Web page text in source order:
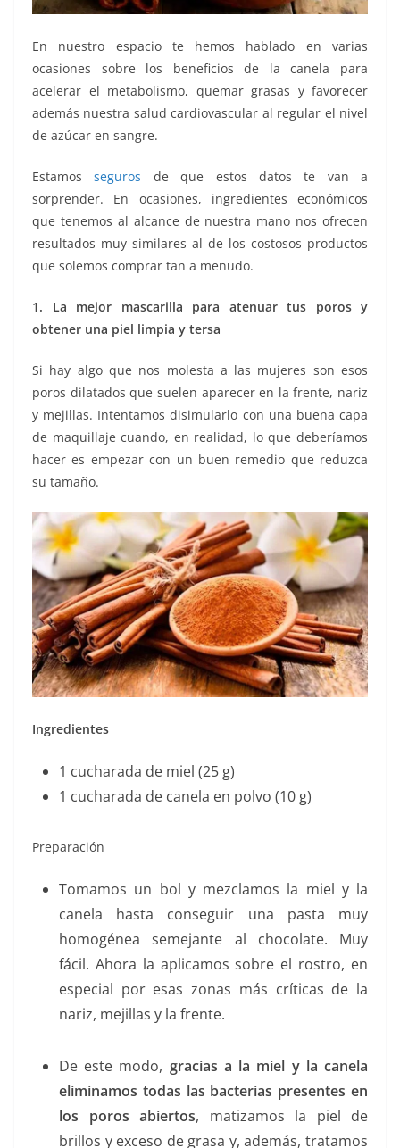
En nuestro espacio te hemos hablado en varias
ocasiones sobre los beneficios de la canela para
acelerar el metabolismo, quemar grasas y favorecer
además nuestra salud cardiovascular al regular el nivel
de azúcar en sangre.
Estamosseguros de que estos datos te van a
sorprender. En ocasiones, ingredientes económicos
que tenemos al alcance de nuestra mano nos ofrecen
resultados muy similares al de los costosos productos
que solemos comprar tan a menudo.
1. La mejor mascarilla para atenuar tus poros y
obtener una piel limpia y tersa
Si hay algo que nos molesta a las mujeres son esos
poros dilatados que suelen aparecer en la frente, nariz
y mejillas. Intentamos disimularlo con una buena capa
de maquillaje cuando, en realidad, lo que deberíamos
hacer es empezar con un buen remedio que reduzca
su tamaño.
Ingredientes
1 cucharada de miel (25 g)
1 cucharada de canela en polvo (10 g)
Preparación
Tomamos un bol y mezclamos la miel y la
canela hasta conseguir una pasta muy
homogénea semejante al chocolate. Muy
fácil. Ahora la aplicamos sobre el rostro, en
especial por esas zonas más críticas de la
nariz, mejillas y la frente.
De este modo, gracias a la miel y la canela
eliminamos todas las bacterias presentes en
los poros abiertos, matizamos la piel de
brillos y exceso de grasa y, además, tratamos